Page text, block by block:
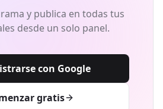
y publica en todas tus
desde un solo panel.
con Google
gratis